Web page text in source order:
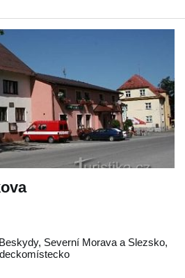
Beskydy, Severní Morava a Slezsko,